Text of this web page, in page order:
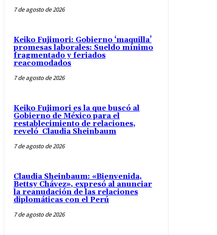
7 de agosto de 2026
Keiko Fujimori: Gobierno ‘maquilla’
promesas laborales: Sueldo mínimo
fragmentado y feriados
reacomodados
7 de agosto de 2026
Keiko Fujimori es la que buscó al
Gobierno de México para el
restablecimiento de relaciones,
reveló Claudia Sheinbaum
7 de agosto de 2026
Claudia Sheinbaum: «Bienvenida,
Bettsy Chávez», expresó al anunciar
la reanudación de las relaciones
diplomáticas con el Perú
7 de agosto de 2026